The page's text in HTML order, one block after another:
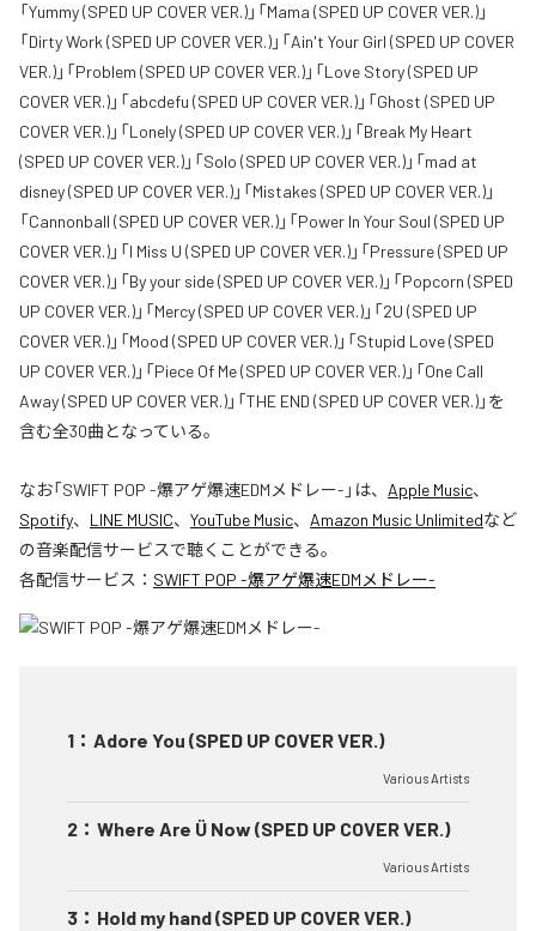
「Yummy (SPED UP COVER VER.)」「Mama (SPED UP COVER VER.)」
「Dirty Work (SPED UP COVER VER.)」「Ain't Your Girl (SPED UP COVER
VER.)」「Problem (SPED UP COVER VER.)」「Love Story (SPED UP
COVER VER.)」「abcdefu (SPED UP COVER VER.)」「Ghost (SPED UP
COVER VER.)」「Lonely (SPED UP COVER VER.)」「Break My Heart
(SPED UP COVER VER.)」「Solo (SPED UP COVER VER.)」「mad at
disney (SPED UP COVER VER.)」「Mistakes (SPED UP COVER VER.)」
「Cannonball (SPED UP COVER VER.)」「Power In Your Soul (SPED UP
COVER VER.)」「I Miss U (SPED UP COVER VER.)」「Pressure (SPED UP
COVER VER.)」「By your side (SPED UP COVER VER.)」「Popcorn (SPED
UP COVER VER.)」「Mercy (SPED UP COVER VER.)」「2U (SPED UP
COVER VER.)」「Mood (SPED UP COVER VER.)」「Stupid Love (SPED
UP COVER VER.)」「Piece Of Me (SPED UP COVER VER.)」「One Call
Away (SPED UP COVER VER.)」「THE END (SPED UP COVER VER.)」を
含む全30曲となっている。
なお「SWIFT POP -爆アゲ爆速EDMメドレー- 」は、 Apple Music、
Spotify、 LINE MUSIC、 YouTube Music、 Amazon Music Unlimitedなど
の音楽配信サービスで聴くことができる。
各配信サービス： SWIFT POP -爆アゲ爆速EDMメドレー-
1 ： Adore You (SPED UP COVER VER.)
Various Artists
2 ： Where Are Ü Now (SPED UP COVER VER.)
Various Artists
3 ： Hold my hand (SPED UP COVER VER.)